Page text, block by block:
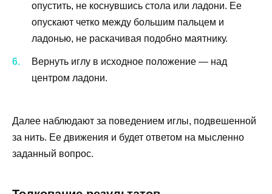
опустить, не коснувшись стола или ладони. Ее
опускают четко между большим пальцем и
ладонью, не раскачивая подобно маятнику.
Вернуть иглу в исходное положение — над
центром ладони.
Далее наблюдают за поведением иглы, подвешенной
за нить. Ее движения и будет ответом на мысленно
заданный вопрос.